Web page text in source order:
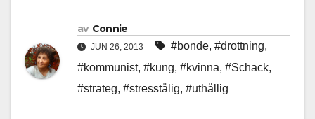
av Connie
JUN 26, 2013 #bonde, #drottning,
#kommunist, #kung, #kvinna, #Schack,
#strateg, #stresstålig, #uthållig